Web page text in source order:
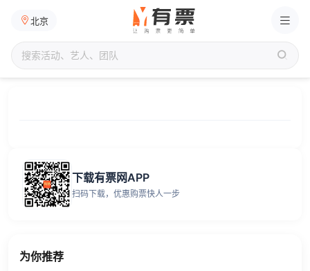
北京
下载有票网APP
扫码下载，优惠购票快人一步
为你推荐